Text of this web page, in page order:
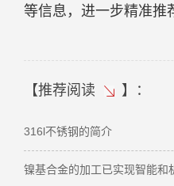
等信息，进一步精准推
【推荐阅读 】：
316l不锈钢的简介
镍基合金的加工已实现智能和